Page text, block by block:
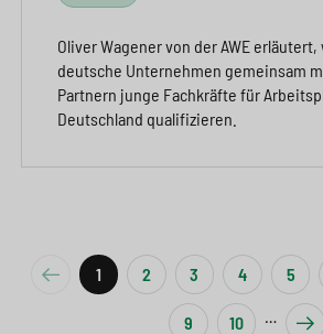
Oliver Wagener von der AWE
deutsche Unternehmen gemeinsam
Partnern junge Fachkräfte für
Deutschland qualifizieren.
1 2 3 4 5
9 10